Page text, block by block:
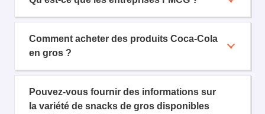
Comment acheter des produits Coca-Cola
en gros ?
Pouvez-vous fournir des informations sur
la variété de snacks de gros disponibles